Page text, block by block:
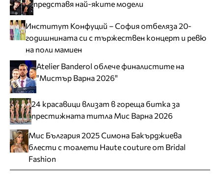
представя най-яките модели
Институт Конфуций – София отбеляза 20-
годишнината си с тържествен концерт и ревю
на поли мамиен
Atelier Banderol облече финалистите на
"Мистър Варна 2026"
24 красавици влизат в гореща битка за
престижната титла Мис Варна 2026
Мис България 2025 Симона Бакърджиева
блести с тоалети Haute couture от Bridal
Fashion